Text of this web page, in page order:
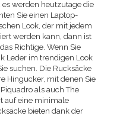
werden heutzutage die
Sie einen Laptop-
Look, der mit jedem
werden kann, dann ist
Richtige. Wenn Sie
Leder im trendigen Look
suchen. Die Rucksäcke
Hingucker, mit denen Sie
als auch The
auf eine minimale
bieten dank der